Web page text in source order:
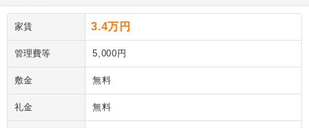
家賃 3.4万円
管理費等 5,000円
敷金 無料
礼金 無料